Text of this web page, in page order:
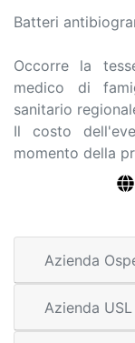
Batteri
Occorre la
medico di
sanitario
Il costo
momento della
Azienda
Azienda